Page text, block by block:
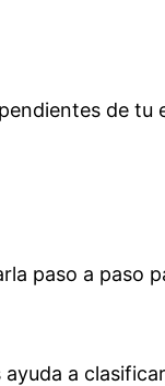
de tu
paso a paso
a